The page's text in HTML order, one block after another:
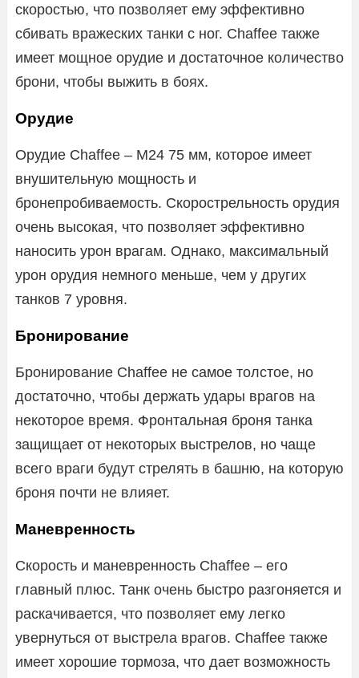
скоростью, что позволяет ему эффективно
сбивать вражеских танки с ног. Chaffee также
имеет мощное орудие и достаточное количество
брони, чтобы выжить в боях.
Орудие
Орудие Chaffee – M24 75 мм, которое имеет
внушительную мощность и
бронепробиваемость. Скорострельность орудия
очень высокая, что позволяет эффективно
наносить урон врагам. Однако, максимальный
урон орудия немного меньше, чем у других
танков 7 уровня.
Бронирование
Бронирование Chaffee не самое толстое, но
достаточно, чтобы держать удары врагов на
некоторое время. Фронтальная броня танка
защищает от некоторых выстрелов, но чаще
всего враги будут стрелять в башню, на которую
броня почти не влияет.
Маневренность
Скорость и маневренность Chaffee – его
главный плюс. Танк очень быстро разгоняется и
раскачивается, что позволяет ему легко
увернуться от выстрела врагов. Chaffee также
имеет хорошие тормоза, что дает возможность